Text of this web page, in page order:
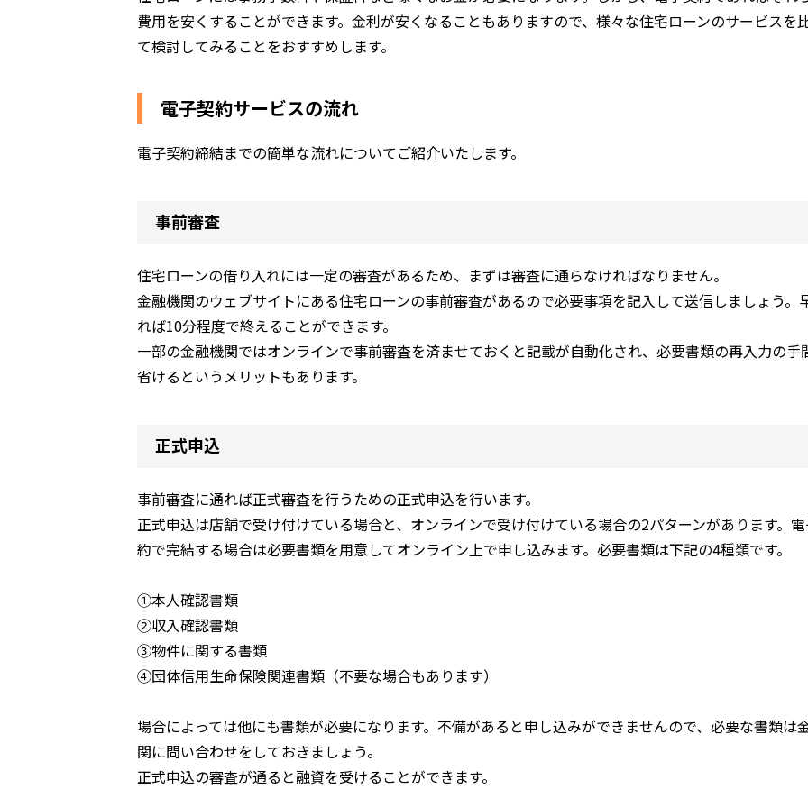
費用を安くすることができます。金利が安くなることもありますので、様々な住宅ローンのサービスを
て検討してみることをおすすめします。
電子契約サービスの流れ
電子契約締結までの簡単な流れについてご紹介いたします。
事前審査
住宅ローンの借り入れには一定の審査があるため、まずは審査に通らなければなりません。
金融機関のウェブサイトにある住宅ローンの事前審査があるので必要事項を記入して送信しましょう。
れば10分程度で終えることができます。
一部の金融機関ではオンラインで事前審査を済ませておくと記載が自動化され、必要書類の再入力の手
省けるというメリットもあります。
正式申込
事前審査に通れば正式審査を行うための正式申込を行います。
正式申込は店舗で受け付けている場合と、オンラインで受け付けている場合の2パターンがあります。
約で完結する場合は必要書類を用意してオンライン上で申し込みます。必要書類は下記の4種類です。
①本人確認書類
②収入確認書類
③物件に関する書類
④団体信用生命保険関連書類（不要な場合もあります）
場合によっては他にも書類が必要になります。不備があると申し込みができませんので、必要な書類は
関に問い合わせをしておきましょう。
正式申込の審査が通ると融資を受けることができます。